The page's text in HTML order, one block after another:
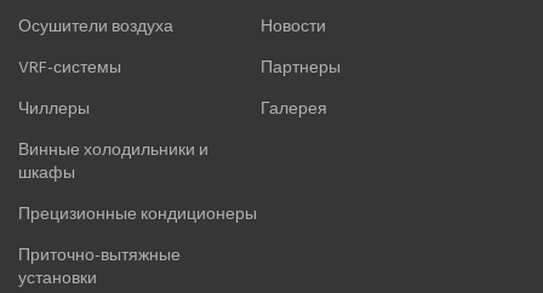
Осушители воздуха
VRF-системы
Чиллеры
Винные холодильники и
шкафы
Прецизионные кондиционеры
Приточно-вытяжные
установки
Новости
Партнеры
Галерея